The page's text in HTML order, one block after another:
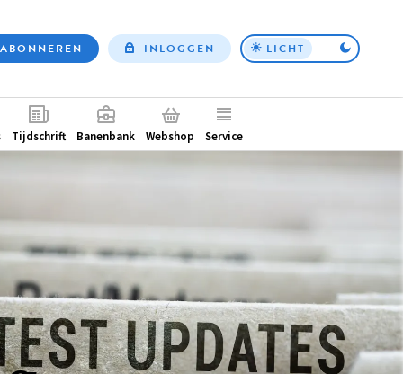
Top
ABONNEREN INLOGGEN LICHT
Tijdschrift Banenbank Webshop Service